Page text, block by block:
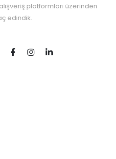
platformları üzerinden
edindik.